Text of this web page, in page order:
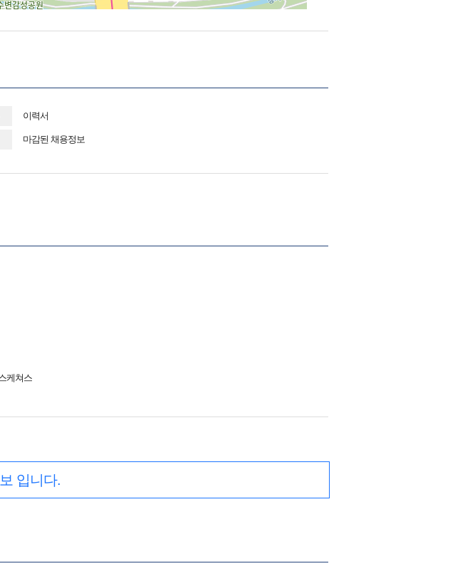
이력서
마감된 채용정보
케쳐스
입니다.